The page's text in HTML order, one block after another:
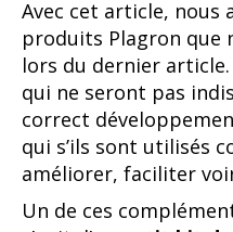
Avec cet article, nous
produits Plagron que
lors du dernier
qui ne seront pas
correct
qui s’ils sont utilisés
améliorer, faciliter
Un de ces